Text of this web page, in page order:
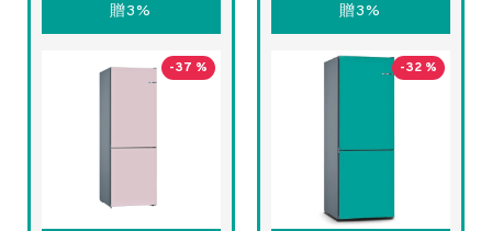
贈3%
-37 %
贈3%
-32 %